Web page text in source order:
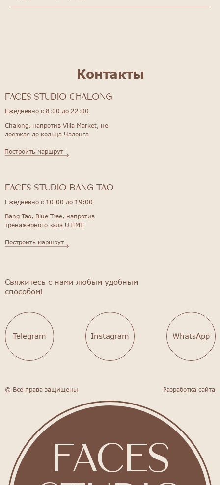
Контакты
FACES STUDIO bang tao
Построить маршрут
Ежедневно с 8:00 до 22:00
Ежедневно с 10:00 до 19:00
Chalong, напротив Villa Market, не
доезжая до кольца Чалонга
Построить маршрут
Разработка сайта
Instagram WhatsApp
Telegram
Свяжитесь с нами любым удобным
способом!
FACES
FACES STUDIO Chalong
Bang Tao, Blue Tree, напротив
тренажёрного зала UTIME
© Все права защищены